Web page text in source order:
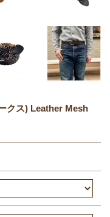
クス) Leather Mesh